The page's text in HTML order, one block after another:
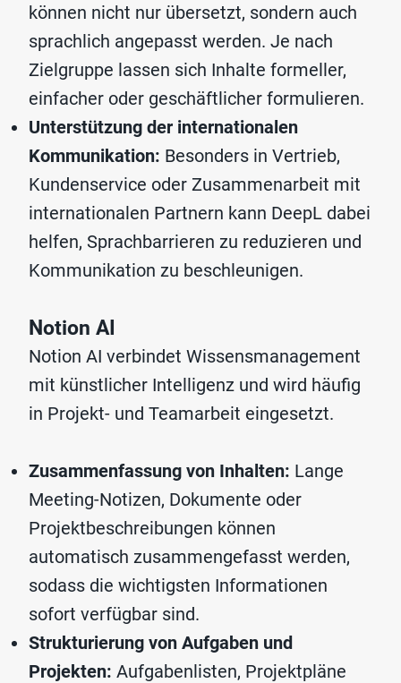
können nicht nur übersetzt, sondern auch
sprachlich angepasst werden. Je nach
Zielgruppe lassen sich Inhalte formeller,
einfacher oder geschäftlicher formulieren.
Unterstützung der internationalen
Kommunikation: Besonders in Vertrieb,
Kundenservice oder Zusammenarbeit mit
internationalen Partnern kann DeepL dabei
helfen, Sprachbarrieren zu reduzieren und
Kommunikation zu beschleunigen.
Notion AI
Notion AI verbindet Wissensmanagement
mit künstlicher Intelligenz und wird häufig
in Projekt- und Teamarbeit eingesetzt.
Zusammenfassung von Inhalten: Lange
Meeting-Notizen, Dokumente oder
Projektbeschreibungen können
automatisch zusammengefasst werden,
sodass die wichtigsten Informationen
sofort verfügbar sind.
Strukturierung von Aufgaben und
Projekten: Aufgabenlisten, Projektpläne